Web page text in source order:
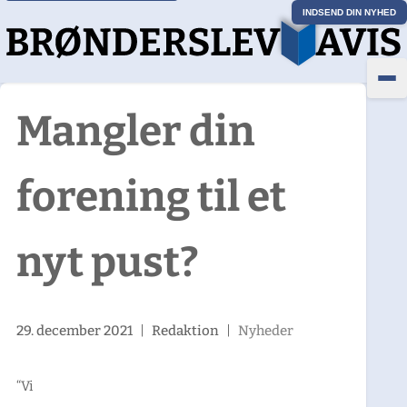
INDSEND DIN NYHED
Mangler din
forening til et
nyt pust?
29. december 2021 |Redaktion |Nyheder
“Vi